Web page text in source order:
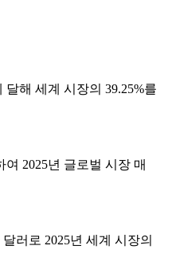
달해 세계 시장의 39.25%를
2025년 글로벌 시장 매
러로 2025년 세계 시장의